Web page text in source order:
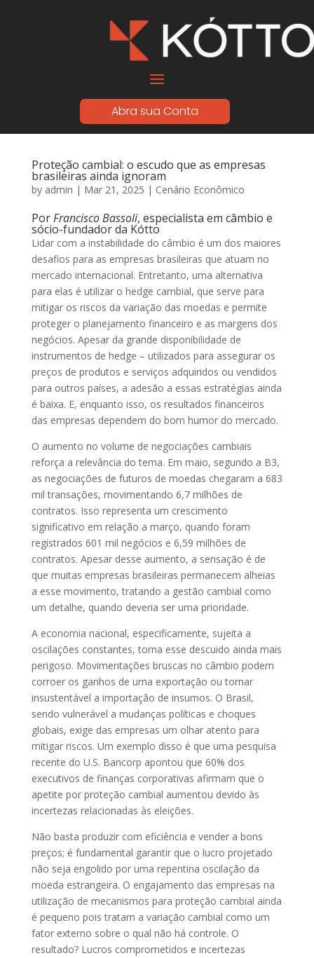
Abra sua Conta
Proteção cambial: o escudo que as empresas
brasileiras ainda ignoram
by admin | Mar 21, 2025 | Cenário Econômico
PorFrancisco Bassoli, especialista em câmbio e
sócio-fundador da Kótto
Lidar com a instabilidade do câmbio é um dos maiores
desafios para as empresas brasileiras que atuam no
mercado internacional. Entretanto, uma alternativa
para elas é utilizar o hedge cambial, que serve para
mitigar os riscos da variação das moedas e permite
proteger o planejamento financeiro e as margens dos
negócios. Apesar da grande disponibilidade de
instrumentos de hedge – utilizados para assegurar os
preços de produtos e serviços adquiridos ou vendidos
para outros países, a adesão a essas estratégias ainda
é baixa. E, enquanto isso, os resultados financeiros
das empresas dependem do bom humor do mercado.
O aumento no volume de negociações cambiais
reforça a relevância do tema. Em maio, segundo a B3,
as negociações de futuros de moedas chegaram a 683
mil transações, movimentando 6,7 milhões de
contratos. Isso representa um crescimento
significativo em relação a março, quando foram
registrados 601 mil negócios e 6,59 milhões de
contratos. Apesar desse aumento, a sensação é de
que muitas empresas brasileiras permanecem alheias
a esse movimento, tratando a gestão cambial como
um detalhe, quando deveria ser uma prioridade.
A economia nacional, especificamente, sujeita a
oscilações constantes, torna esse descuido ainda mais
perigoso. Movimentações bruscas no câmbio podem
corroer os ganhos de uma exportação ou tornar
insustentável a importação de insumos. O Brasil,
sendo vulnerável a mudanças políticas e choques
globais, exige das empresas um olhar atento para
mitigar riscos. Um exemplo disso é que uma pesquisa
recente do U.S. Bancorp apontou que 60% dos
executivos de finanças corporativas afirmam que o
apetite por proteção cambial aumentou devido às
incertezas relacionadas às eleições.
Não basta produzir com eficiência e vender a bons
preços; é fundamental garantir que o lucro projetado
não seja engolido por uma repentina oscilação da
moeda estrangeira. O engajamento das empresas na
utilização de mecanismos para proteção cambial ainda
é pequeno pois tratam a variação cambial como um
fator externo sobre o qual não há controle. O
resultado? Lucros comprometidos e incertezas